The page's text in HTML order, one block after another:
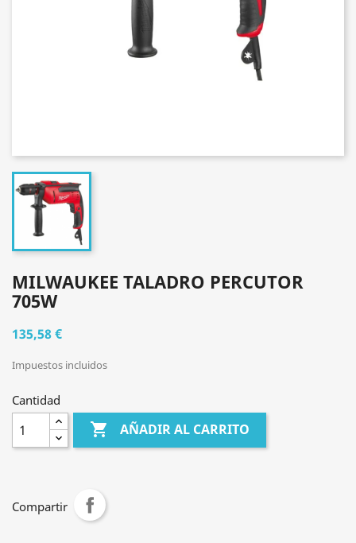
MILWAUKEE TALADRO PERCUTOR
705W
135,58 €
Impuestos incluidos
Cantidad
 AÑADIR AL CARRITO
Compartir